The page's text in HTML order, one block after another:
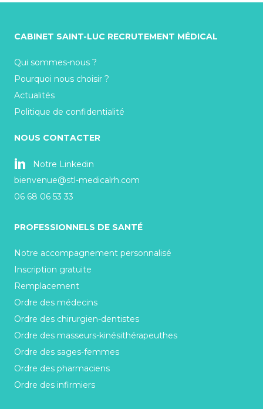
CABINET SAINT-LUC RECRUTEMENT MÉDICAL
Qui sommes-nous ?
Pourquoi nous choisir ?
Actualités
Politique de confidentialité
NOUS CONTACTER
Notre Linkedin
bienvenue@stl-medicalrh.com
06 68 06 53 33
PROFESSIONNELS DE SANTÉ
Notre accompagnement personnalisé
Inscription gratuite
Remplacement
Ordre des médecins
Ordre des chirurgien-dentistes
Ordre des masseurs-kinésithérapeuthes
Ordre des sages-femmes
Ordre des pharmaciens
Ordre des infirmiers